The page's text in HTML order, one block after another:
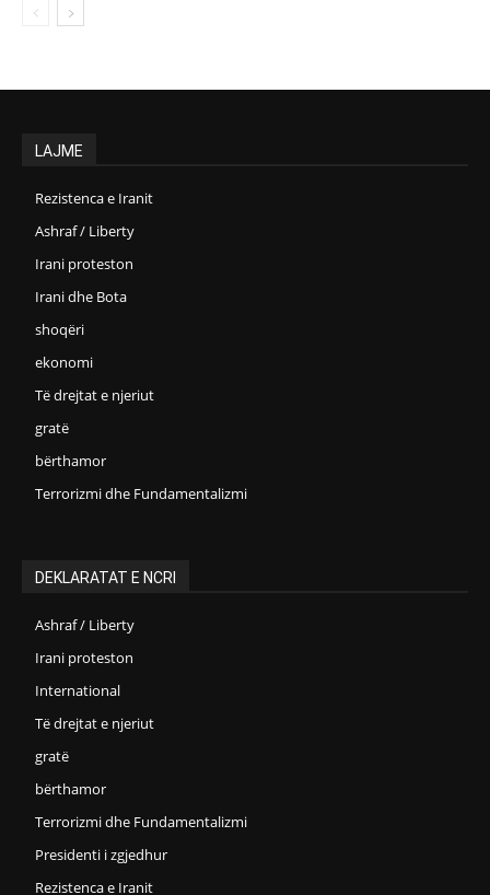
LAJME
Rezistenca e Iranit
Ashraf / Liberty
Irani proteston
Irani dhe Bota
shoqëri
ekonomi
Të drejtat e njeriut
gratë
bërthamor
Terrorizmi dhe Fundamentalizmi
DEKLARATAT E NCRI
Ashraf / Liberty
Irani proteston
International
Të drejtat e njeriut
gratë
bërthamor
Terrorizmi dhe Fundamentalizmi
Presidenti i zgjedhur
Rezistenca e Iranit